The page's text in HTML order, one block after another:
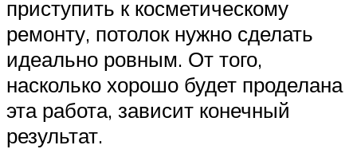
приступить к косметическому
ремонту, потолок нужно сделать
идеально ровным. От того,
насколько хорошо будет проделана
эта работа, зависит конечный
результат.